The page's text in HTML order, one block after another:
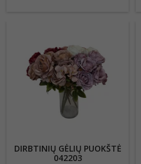
DIRBTINIŲ GĖLIŲ PUOKŠTĖ
042203